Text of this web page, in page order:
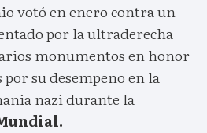
votó en enero contra un
por la ultraderecha
monumentos en honor
su desempeño en la
nazi durante la